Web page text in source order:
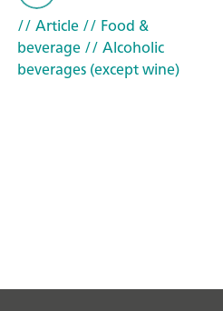
// Article// Food &
beverage// Alcoholic
beverages (except wine)